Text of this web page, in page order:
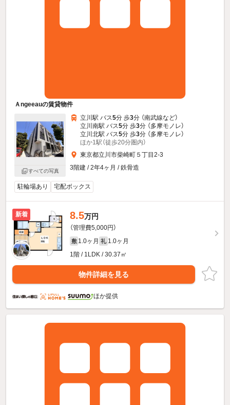
Ａngeeauの賃貸物件
すべての写真
立川駅 バス5分 歩3分 （南武線など）
立川南駅 バス5分 歩3分 （多摩モノレ）
立川北駅 バス5分 歩3分 （多摩モノレ）
ほか1駅（徒歩20分圏内）
東京都立川市柴崎町５丁目2-3
3階建 / 2年4ヶ月 / 鉄骨造
駐輪場あり 宅配ボックス
新着 8.5万円
（管理費5,000円）
敷 1.0ヶ月 礼 1.0ヶ月
1階 / 1LDK / 30.37㎡
物件詳細を見る
ほか提供